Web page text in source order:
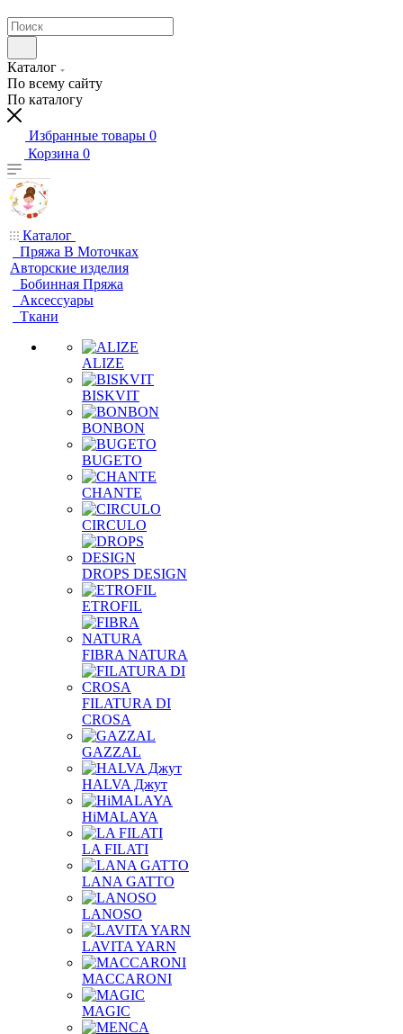
Каталог
По всему сайту
По каталогу
Избранные товары 0
Корзина 0
Каталог
Пряжа В Моточках
Авторские изделия
Бобинная Пряжа
Аксессуары
Ткани
ALIZE
BISKVIT
BONBON
BUGETO
CHANTE
CIRCULO
DROPS DESIGN
ETROFIL
FIBRA NATURA
FILATURA DI
CROSA
GAZZAL
HALVA Джут
HiMALAYA
LA FILATI
LANA GATTO
LANOSO
LAVITA YARN
MACCARONI
MAGIC